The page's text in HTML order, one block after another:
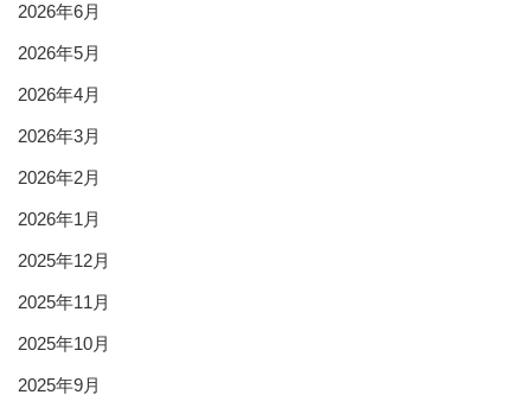
2026年6月
2026年5月
2026年4月
2026年3月
2026年2月
2026年1月
2025年12月
2025年11月
2025年10月
2025年9月